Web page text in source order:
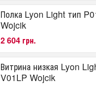
Полка Lyon Light тип
Wojcik
2 604 грн.
Витрина низкая Lyon
V01LP Wojcik